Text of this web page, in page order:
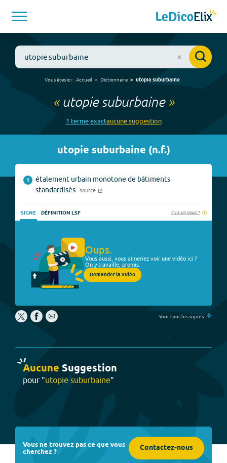
Vous êtes ici : Accueil Dictionnaire utopie suburbaine
« utopie suburbaine»
1 termeexactaucunesuggestion
utopie suburbaine (n.f.)
1
étalement urbain monotone de bâtiments
standardisés
source
SIGNE DÉFINITION LSF Il y a un souci ?
Oups.
Vous aussi, vous aimeriez voir une vidéo ici ?
On y travaille, promis.
Demander la vidéo
Voir tous les signes +
Aucune Suggestion
pour "utopie suburbaine"
Vous ne trouvez pas ce que vous
cherchez ? Contactez-nous